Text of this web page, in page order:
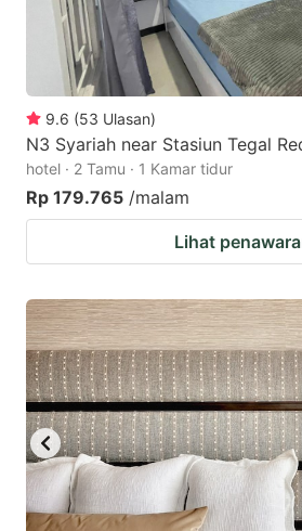
9.6 (53 Ulasan)
N3 Syariah near Stasiun Tegal
hotel · 2 Tamu · 1 Kamar tidur
Rp 179.765 /malam
Lihat